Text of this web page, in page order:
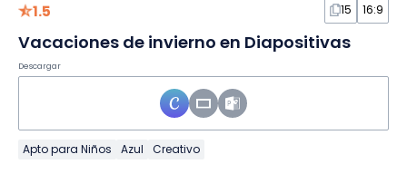
1.5 15 16:9
Vacaciones de invierno en Diapositivas
Descargar
Apto para Niños Azul Creativo